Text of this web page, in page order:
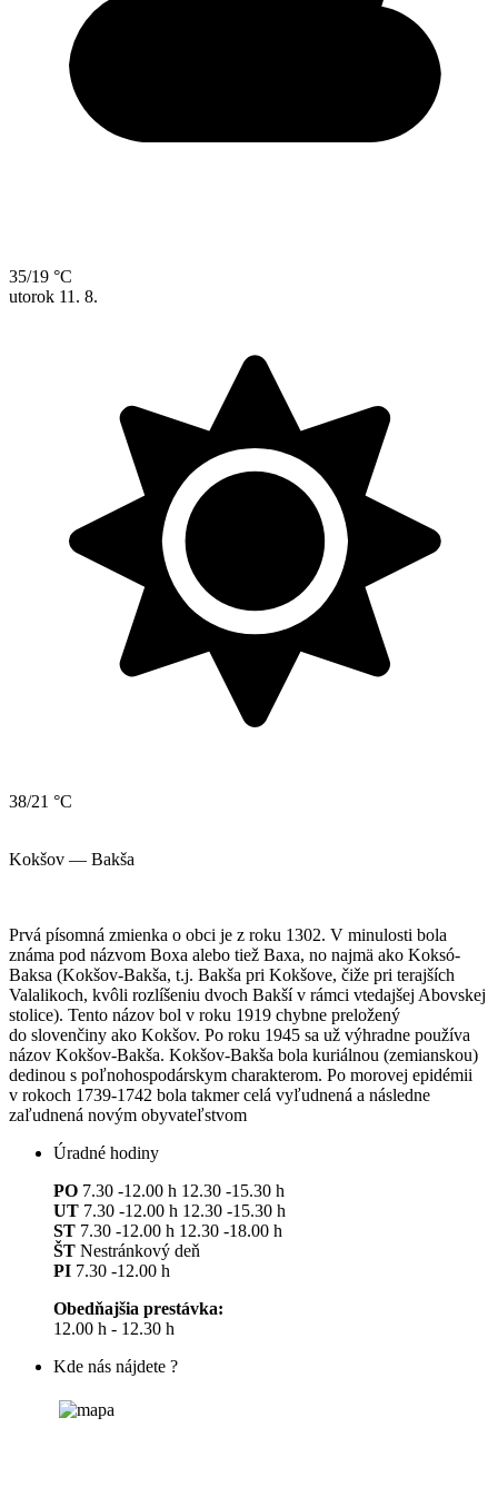
35/19 °C
utorok 11. 8.
38/21 °C
Kokšov — Bakša
Prvá písomná zmienka o obci je z roku 1302. V minulosti bola
známa pod názvom Boxa alebo tiež Baxa, no najmä ako Koksó-
Baksa (Kokšov-Bakša, t.j. Bakša pri Kokšove, čiže pri terajších
Valalikoch, kvôli rozlíšeniu dvoch Bakší v rámci vtedajšej Abovskej
stolice). Tento názov bol v roku 1919 chybne preložený
do slovenčiny ako Kokšov. Po roku 1945 sa už výhradne používa
názov Kokšov-Bakša. Kokšov-Bakša bola kuriálnou (zemianskou)
dedinou s poľnohospodárskym charakterom. Po morovej epidémii
v rokoch 1739-1742 bola takmer celá vyľudnená a následne
zaľudnená novým obyvateľstvom
Úradné hodiny
PO 7.30 -12.00 h 12.30 -15.30 h
UT 7.30 -12.00 h 12.30 -15.30 h
ST 7.30 -12.00 h 12.30 -18.00 h
ŠT Nestránkový deň
PI 7.30 -12.00 h
Obedňajšia prestávka:
12.00 h - 12.30 h
Kde nás nájdete ?